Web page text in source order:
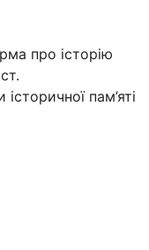
про історію
пам’яті